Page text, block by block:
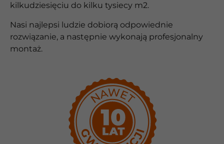
kilkudziesięciu do kilku tysiecy m2.
Nasi najlepsi ludzie dobiorą odpowiednie
rozwiązanie, a następnie wykonają profesjonalny
montaż.